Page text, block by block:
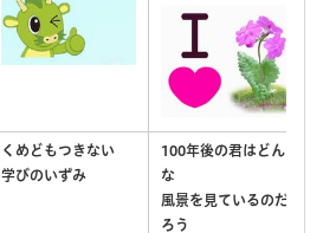
くめどもつきない
学びのいずみ
100年後の君はどん
な
風景を見ているのだ
ろう